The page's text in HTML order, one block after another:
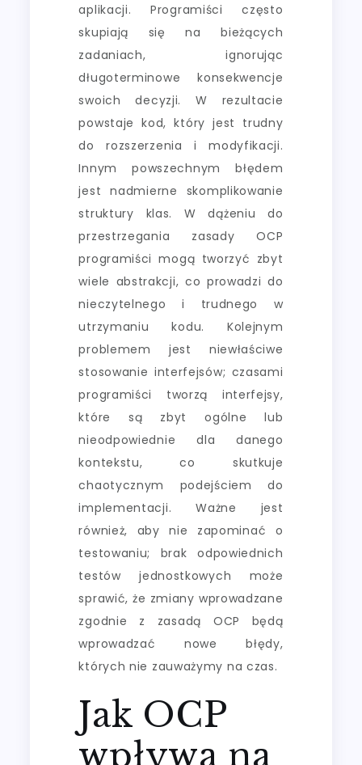
aplikacji. Programiści często
skupiają się na bieżących
zadaniach, ignorując
długoterminowe konsekwencje
swoich decyzji. W rezultacie
powstaje kod, który jest trudny
do rozszerzenia i modyfikacji.
Innym powszechnym błędem
jest nadmierne skomplikowanie
struktury klas. W dążeniu do
przestrzegania zasady OCP
programiści mogą tworzyć zbyt
wiele abstrakcji, co prowadzi do
nieczytelnego i trudnego w
utrzymaniu kodu. Kolejnym
problemem jest niewłaściwe
stosowanie interfejsów; czasami
programiści tworzą interfejsy,
które są zbyt ogólne lub
nieodpowiednie dla danego
kontekstu, co skutkuje
chaotycznym podejściem do
implementacji. Ważne jest
również, aby nie zapominać o
testowaniu; brak odpowiednich
testów jednostkowych może
sprawić, że zmiany wprowadzane
zgodnie z zasadą OCP będą
wprowadzać nowe błędy,
których nie zauważymy na czas.
Jak OCP
wpływa na